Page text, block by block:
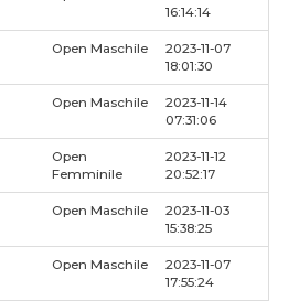
16:14:14
Open Maschile
2023-11-07
18:01:30
Open Maschile
2023-11-14
07:31:06
Open
Femminile
2023-11-12
20:52:17
Open Maschile
2023-11-03
15:38:25
Open Maschile
2023-11-07
17:55:24